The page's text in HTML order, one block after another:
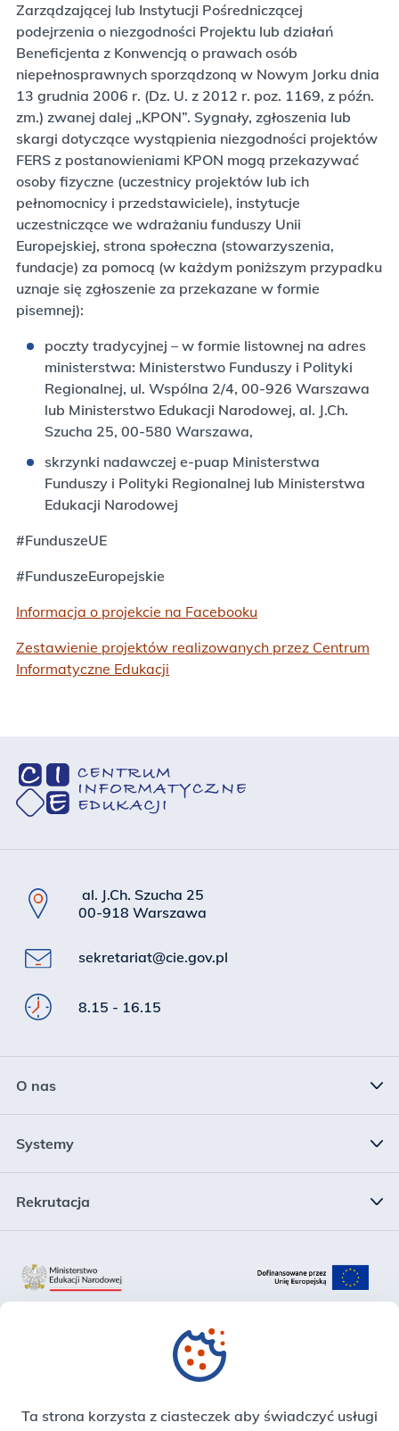
Ta strona korzysta z ciasteczek aby świadczyć usługi
Zarządzającej lub Instytucji Pośredniczącej
podejrzenia o niezgodności Projektu lub działań
Beneficjenta z Konwencją o prawach osób
niepełnosprawnych sporządzoną w Nowym Jorku dnia
13 grudnia 2006 r. (Dz. U. z 2012 r. poz. 1169, z późn.
zm.) zwanej dalej „KPON”. Sygnały, zgłoszenia lub
skargi dotyczące wystąpienia niezgodności projektów
FERS z postanowieniami KPON mogą przekazywać
osoby fizyczne (uczestnicy projektów lub ich
pełnomocnicy i przedstawiciele), instytucje
uczestniczące we wdrażaniu funduszy Unii
Europejskiej, strona społeczna (stowarzyszenia,
fundacje) za pomocą (w każdym poniższym przypadku
uznaje się zgłoszenie za przekazane w formie
pisemnej):
poczty tradycyjnej – w formie listownej na adres
ministerstwa: Ministerstwo Funduszy i Polityki
Regionalnej, ul. Wspólna 2/4, 00-926 Warszawa
lub Ministerstwo Edukacji Narodowej, al. J.Ch.
Szucha 25, 00-580 Warszawa,
skrzynki nadawczej e-puap Ministerstwa
Funduszy i Polityki Regionalnej lub Ministerstwa
Edukacji Narodowej
#FunduszeUE
#FunduszeEuropejskie
Informacja o projekcie na Facebooku
Zestawienie projektów realizowanych przez Centrum
Informatyczne Edukacji
al. J.Ch. Szucha 25
00-918 Warszawa
sekretariat@cie.gov.pl
8.15 - 16.15
O nas
Struktura
Zadania
Systemy
Krajowy System Danych Oświatowych
Zintegrowana Platforma Edukacyjna
Rekrutacja